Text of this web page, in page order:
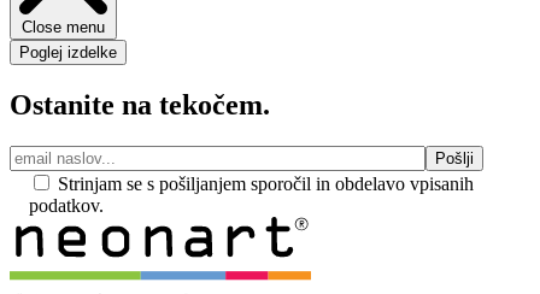
Close menu
Poglej izdelke
Ostanite na tekočem.
Strinjam se s pošiljanjem sporočil in obdelavo vpisanih
podatkov.